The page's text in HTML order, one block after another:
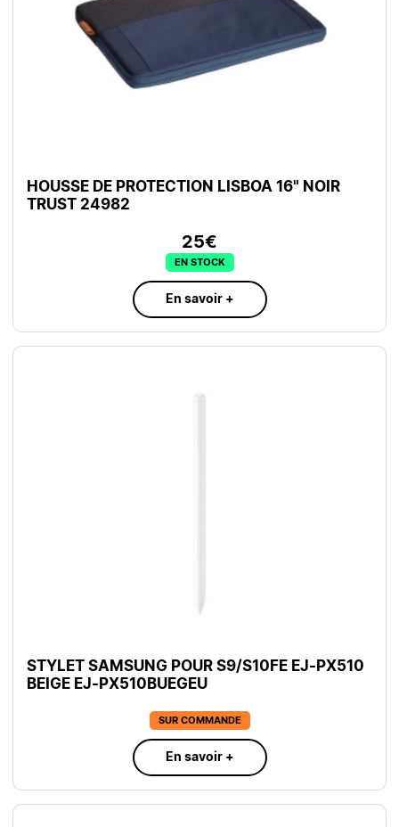
HOUSSE DE PROTECTION LISBOA 16" NOIR
TRUST 24982
25€
EN STOCK
En savoir +
STYLET SAMSUNG POUR S9/S10FE EJ-PX510
BEIGE EJ-PX510BUEGEU
SUR COMMANDE
En savoir +